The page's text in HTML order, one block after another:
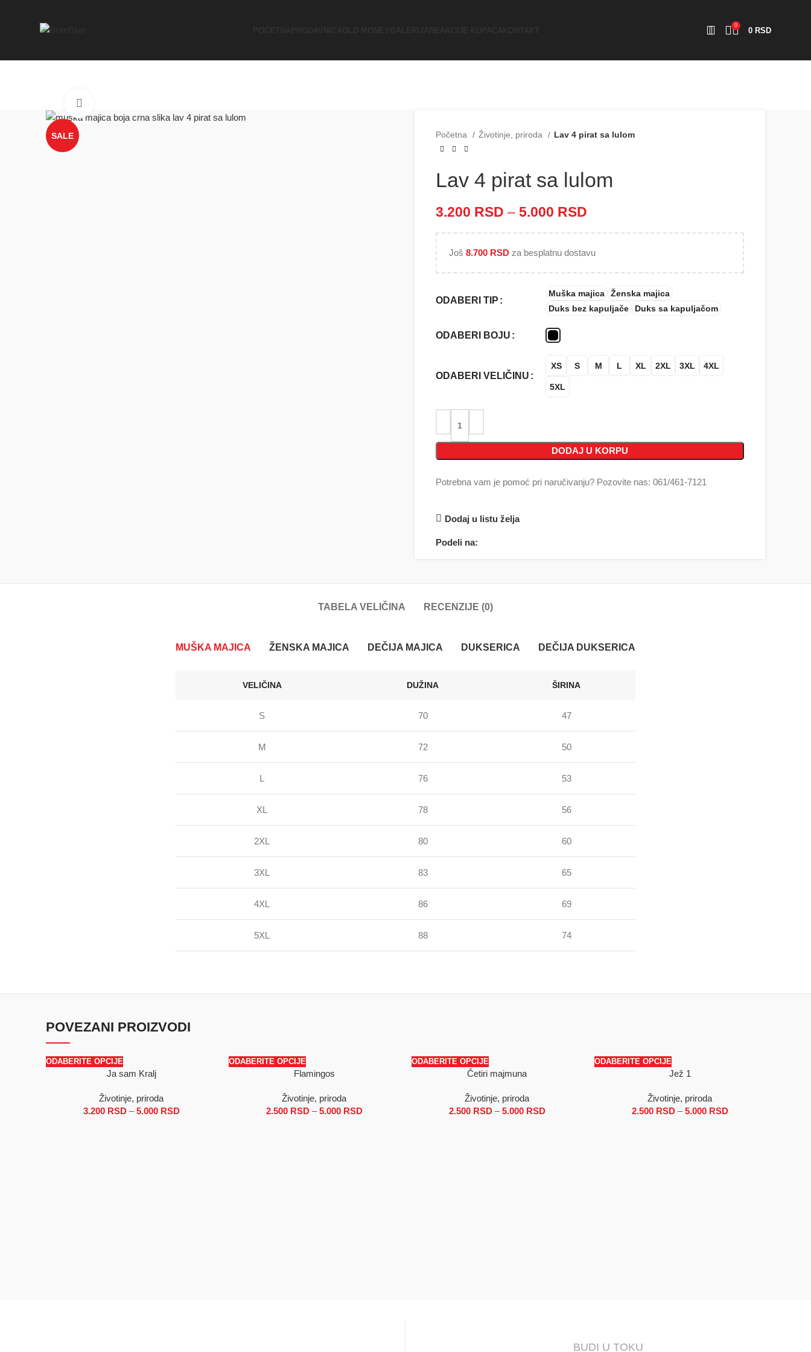
0
0 RSD
SALE Početna Životinje, priroda Lav 4 pirat sa lulom
Lav 4 pirat sa lulom
3.200 RSD – 5.000 RSD
Još 8.700 RSD za besplatnu dostavu
ODABERI TIP
Muška majica
Ženska majica
Duks bez kapuljače
Duks sa kapuljačom
ODABERI BOJU
ODABERI VELIČINU
XS S M L XL 2XL 3XL 4XL
5XL
DODAJ U KORPU
Potrebna vam je pomoć pri naručivanju? Pozovite nas: 061/461-7121
Dodaj u listu želja
Podeli na:
TABELA VELIČINA RECENZIJE (0)
MUŠKA MAJICA ŽENSKA MAJICA DEČIJA MAJICA DUKSERICA DEČIJA DUKSERICA
VELIČINA DUŽINA ŠIRINA
S 70 47
M 72 50
L 76 53
XL 78 56
2XL 80 60
3XL 83 65
4XL 86 69
5XL 88 74
POVEZANI PROIZVODI
ODABERITE OPCIJE
Ja sam Kralj
Životinje, priroda
3.200 RSD – 5.000 RSDRaspon cena: od 3.200 RSD do 5.000 RSD
ODABERITE OPCIJE
Flamingos
Životinje, priroda
2.500 RSD – 5.000 RSDRaspon cena: od 2.500 RSD do 5.000 RSD
ODABERITE OPCIJE
Četiri majmuna
Životinje, priroda
2.500 RSD – 5.000 RSDRaspon cena: od 2.500 RSD do 5.000 RSD
ODABERITE OPCIJE
Jež 1
Životinje, priroda
2.500 RSD – 5.000 RSD
BUDI U TOKU